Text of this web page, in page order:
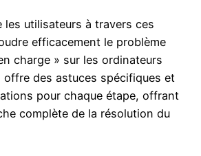
les utilisateurs à travers ces
efficacement le problème
charge » sur les ordinateurs
offre des astuces spécifiques et
pour chaque étape, offrant
complète de la résolution du